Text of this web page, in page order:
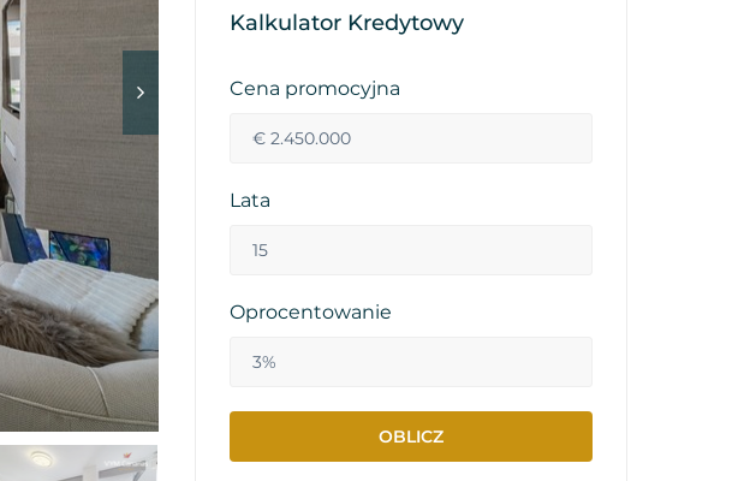
Kalkulator Kredytowy
Cena promocyjna
Lata
Oprocentowanie